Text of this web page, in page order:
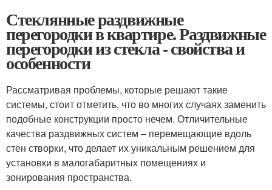
Стеклянные раздвижные
перегородки в квартире. Раздвижные
перегородки из стекла - свойства и
особенности
Рассматривая проблемы, которые решают такие
системы, стоит отметить, что во многих случаях заменить
подобные конструкции просто нечем. Отличительные
качества раздвижных систем – перемещающие вдоль
стен створки, что делает их уникальным решением для
установки в малогабаритных помещениях и
зонирования пространства.